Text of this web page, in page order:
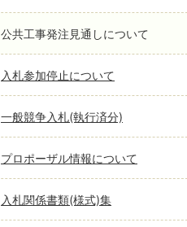
公共工事発注見通しについて
入札参加停止について
一般競争入札(執行済分)
プロポーザル情報について
入札関係書類(様式)集